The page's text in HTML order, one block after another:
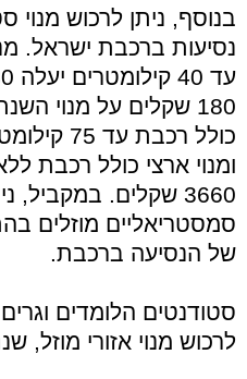
בנוסף, ניתן לרכוש מנוי
נסיעות ברכבת ישראל.
180 שקלים על מנוי
ומנוי ארצי כולל רכבת
3660 שקלים. במקביל,
סמסטריאליים מוזלים
של הנסיעה ברכבת.
לרכוש מנוי אזורי מוזל,